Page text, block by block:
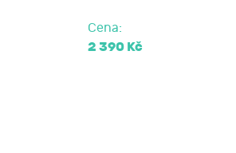
Cena:
2 390 Kč